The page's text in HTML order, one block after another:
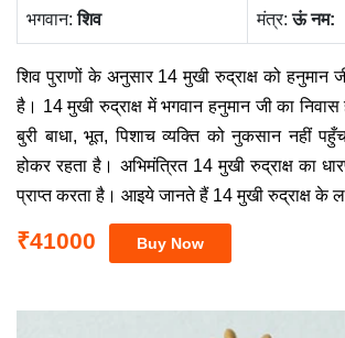
भगवान:शिव मंत्र:ऊं नम:
शिव पुराणों के अनुसार 14 मुखी रुद्राक्ष को हनुमान
है। 14 मुखी रुद्राक्ष में भगवान हनुमान जी का
बुरी बाधा, भूत, पिशाच व्यक्ति को नुकसान नहीं
होकर रहता है। अभिमंत्रित 14 मुखी रुद्राक्ष का
प्राप्त करता है। आइये जानते हैं 14 मुखी रुद्राक्ष के
₹41000